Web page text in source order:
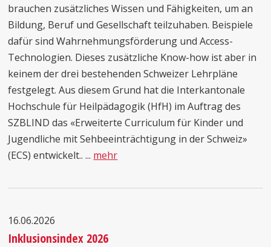
brauchen zusätzliches Wissen und Fähigkeiten, um an
Bildung, Beruf und Gesellschaft teilzuhaben. Beispiele
dafür sind Wahrnehmungsförderung und Access-
Technologien. Dieses zusätzliche Know-how ist aber in
keinem der drei bestehenden Schweizer Lehrpläne
festgelegt. Aus diesem Grund hat die Interkantonale
Hochschule für Heilpädagogik (HfH) im Auftrag des
SZBLIND das «Erweiterte Curriculum für Kinder und
Jugendliche mit Sehbeeinträchtigung in der Schweiz»
(ECS) entwickelt.. ... mehr
16.06.2026
Inklusionsindex 2026